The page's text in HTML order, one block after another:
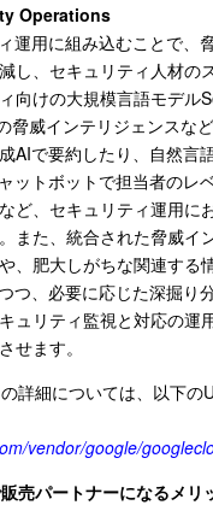
Operations
運用に組み込むことで、
し、セキュリティ人材の
向けの大規模言語モデル
脅威インテリジェンスな
AIで要約したり、自然言
ットボットで担当者のレ
ど、セキュリティ運用に
また、統合された脅威イ
、肥大しがちな関連する
つ、必要に応じた深掘り
ュリティ監視と対応の運
せます。
の詳細については、以下の
vendor/google/
売パートナーになるメリ